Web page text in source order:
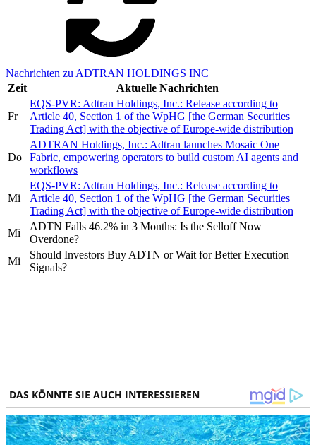
Nachrichten zu ADTRAN HOLDINGS INC
Zeit
Aktuelle Nachrichten
Fr
EQS-PVR: Adtran Holdings, Inc.: Release according to
Article 40, Section 1 of the WpHG [the German Securities
Trading Act] with the objective of Europe-wide distribution
Do
ADTRAN Holdings, Inc.: Adtran launches Mosaic One
Fabric, empowering operators to build custom AI agents and
workflows
Mi
EQS-PVR: Adtran Holdings, Inc.: Release according to
Article 40, Section 1 of the WpHG [the German Securities
Trading Act] with the objective of Europe-wide distribution
Mi
ADTN Falls 46.2% in 3 Months: Is the Selloff Now
Overdone?
Mi
Should Investors Buy ADTN or Wait for Better Execution
Signals?